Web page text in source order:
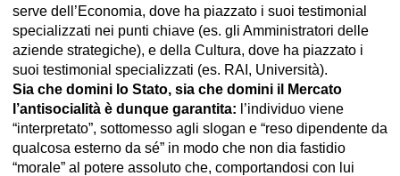
serve dell’Economia, dove ha piazzato i suoi testimonial
specializzati nei punti chiave (es. gli Amministratori delle
aziende strategiche), e della Cultura, dove ha piazzato i
suoi testimonial specializzati (es. RAI, Università).
Sia che domini lo Stato, sia che domini il Mercato
l’antisocialità è dunque garantita: l’individuo viene
“interpretato”, sottomesso agli slogan e “reso dipendente da
qualcosa esterno da sé” in modo che non dia fastidio
“morale” al potere assoluto che, comportandosi con lui